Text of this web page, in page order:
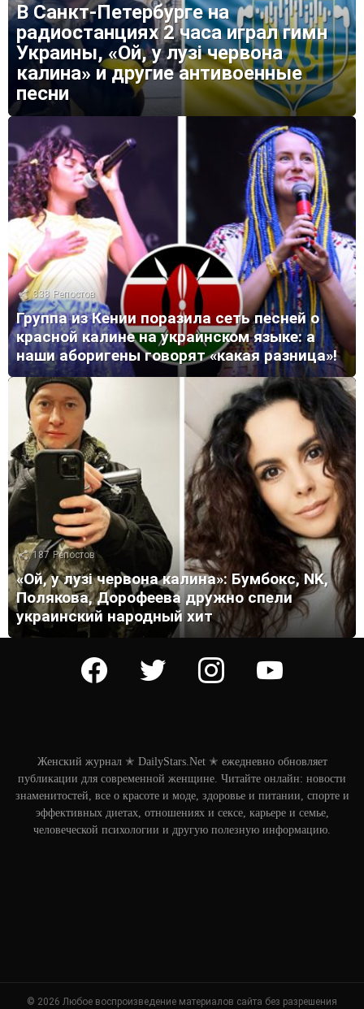
В Санкт-Петербурге на
радиостанциях 2 часа играл гимн
Украины, «Ой, у лузі червона
калина» и другие антивоенные
песни
338 Репостов
Группа из Кении поразила сеть песней о
красной калине на украинском языке: а
наши аборигены говорят «какая разница»!
187 Репостов
«Ой, у лузі червона калина»: Бумбокс, NK,
Полякова, Дорофеева дружно спели
украинский народный хит
facebook twitter instagram youtube
Женский журнал ✭ DailyStars.Net ✭ ежедневно обновляет
публикации для современной женщине. Читайте онлайн: новости
знаменитостей, все о красоте и моде, здоровье и питании, спорте и
эффективных диетах, отношениях и сексе, карьере и семье,
человеческой психологии и другую полезную информацию.
© 2026 Любое воспроизведение материалов сайта без разрешения